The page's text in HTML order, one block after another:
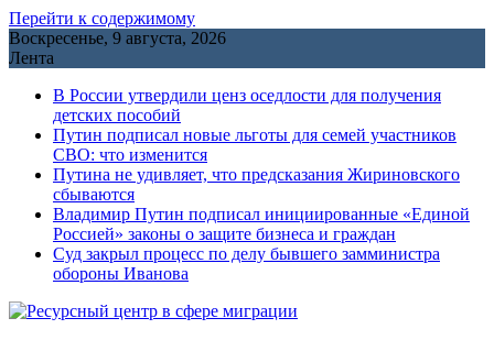
Перейти к содержимому
Воскресенье, 9 августа, 2026
Лента
В России утвердили ценз оседлости для получения
детских пособий
Путин подписал новые льготы для семей участников
СВО: что изменится
Путина не удивляет, что предсказания Жириновского
сбываются
Владимир Путин подписал инициированные «Единой
Россией» законы о защите бизнеса и граждан
Cуд закрыл процесс по делу бывшего замминистра
обороны Иванова